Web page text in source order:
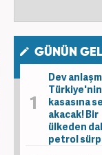
GÜNÜN
Dev
Türkiye'nin
kasasına
akacak! Bir
ülkeden
petrol